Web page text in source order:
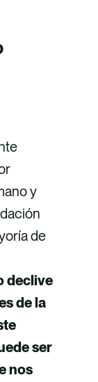
y
de
declive
de la
ser
nos